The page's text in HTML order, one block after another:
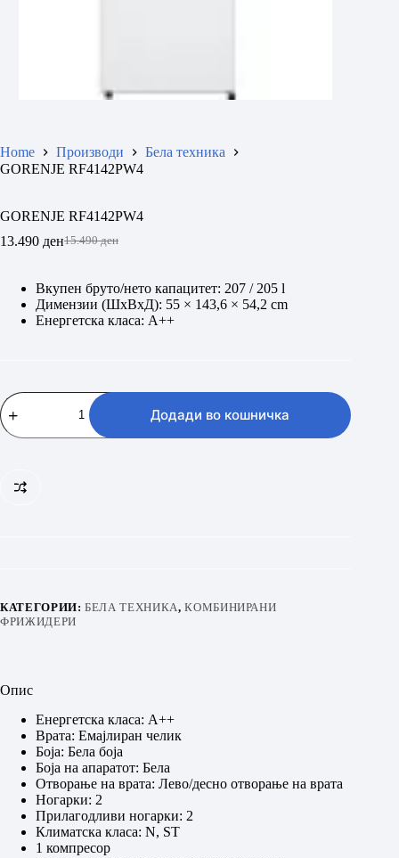
Home Производи
Бела техника
GORENJE RF4142PW4
GORENJE RF4142PW4
15.490ден
Original
15.490 ден.
13.490 денCurrent
13.490 ден.
Вкупен бруто/нето капацитет: 207 / 205 l
Димензии (ШxВxД): 55 × 143,6 × 54,2 cm
Енергетска класа: A++
GORENJE
RF4142PW4
количина
Додади во кошничка
КАТЕГОРИИ:БЕЛА ТЕХНИКА,КОМБИНИРАНИ
ФРИЖИДЕРИ
Опис
Енергетска класа: A++
Врата: Емајлиран челик
Боја: Бела боја
Боја на апаратот: Бела
Отвoрање на врата: Лево/десно отворање на врата
Ногарки: 2
Прилагодливи ногарки: 2
Климатска класа: N, ST
1 компресор